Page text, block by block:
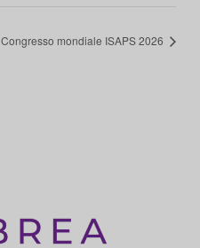
Congresso mondiale ISAPS 2026